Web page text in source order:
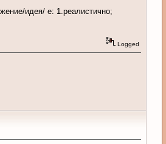
идея/ е: 1.реалистично;
Logged